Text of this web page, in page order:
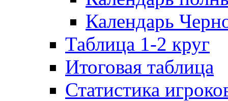
Календарь
Таблица 1-2 круг
Итоговая таблица
Статистика